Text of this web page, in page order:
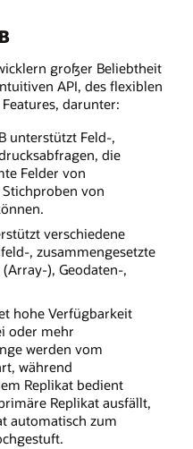
großer Beliebtheit
API, des flexiblen
darunter:
unterstützt Feld-,
die
Felder von
von
verschiedene
, zusammengesetzte
), Geodaten-,
hohe Verfügbarkeit
oder mehr
werden vom
während
Replikat bedient
Replikat ausfällt,
automatisch zum